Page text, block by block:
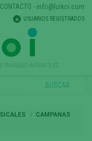
PARQUES INFANTILES
CONTACTO - info@lurkoi.com
USUARIOS REGISTRADOS
CAMPANAS